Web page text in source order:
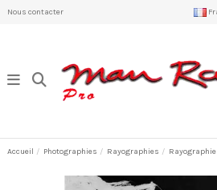
Nous contacter
Accueil Photographies Rayographies